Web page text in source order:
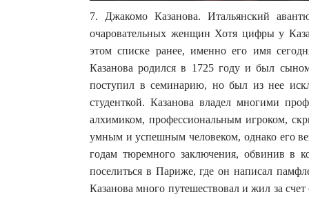
7. Джакомо Казанова. Итальянский
очаровательных женщин Хотя цифры у
этом списке ранее, именно его имя
Казанова родился в 1725 году и был
поступил в семинарию, но был из нее
студенткой. Казанова владел многими
алхимиком, профессиональным игроком,
умным и успешным человеком, однако его
годам тюремного заключения, обвинив в
поселиться в Париже, где он написал
Казанова много путешествовал и жил за